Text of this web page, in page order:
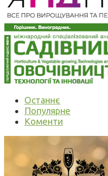
Останнє
Популярне
Коменти